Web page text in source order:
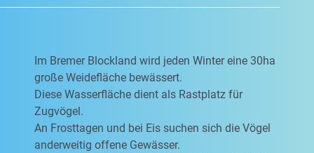
Im Bremer Blockland wird jeden Winter eine 30ha
große Weidefläche bewässert.
Diese Wasserfläche dient als Rastplatz für
Zugvögel.
An Frosttagen und bei Eis suchen sich die Vögel
anderweitig offene Gewässer.